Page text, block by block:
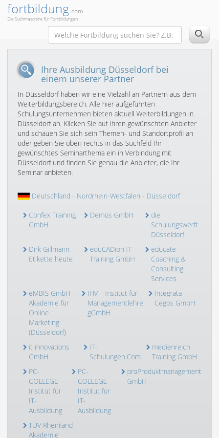
fortbildung.com
Die Suchmaschine für Fortbildungen
Ihre Ausbildung Düsseldorf bei
einem unserer Partner
In Düsseldorf haben wir eine Vielzahl an Partnern aus dem
Weiterbildungsbereich. Alle hier aufgeführten
Schulungsunternehmen bieten aktuell Weiterbildungen in
Düsseldorf an. Klicken Sie auf Ihren gewünschten Anbieter
und schauen Sie sich sein Themen- und Standortprofil an
oder geben Sie oben rechts in das Suchfeld Ihr
gewünschtes Seminarthema ein in Verbindung mit
Düsseldorf und finden Sie genau die Anbieter, die Ihr
Seminar anbieten.
Deutschland - Nordrhein-Westfalen - Düsseldorf
Confex Training
GmbH
Demos GmbH
die
Schulungswerft
Düsseldorf
Dirk Gillmann -
Etikette heute
eduCADion IT
Training GmbH
educate -
Coaching &
Consulting
Services
eMBIS GmbH -
Akademie für
Online
Marketing
(Düsseldorf)
IFM - Institut für
Managementlehre
gGmbH
Integrata
Cegos GmbH
it innovations
GmbH
IT-
Schulungen.Com
medienreich
Training GmbH
PC-
COLLEGE
Institut für
IT-
Ausbildung
PC-
COLLEGE
Institut für
IT-
Ausbildung
proProduktmanagement
GmbH
TÜV Rheinland
Akademie